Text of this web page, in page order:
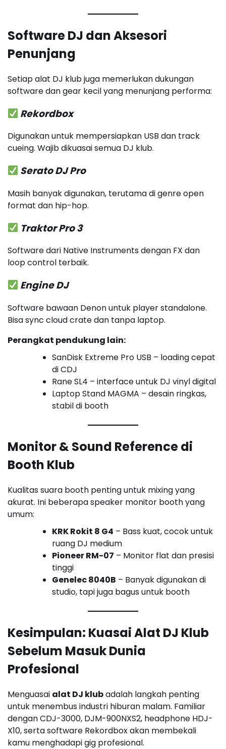
Software DJ dan Aksesori
Penunjang
Setiap alat DJ klub juga memerlukan dukungan
software dan gear kecil yang menunjang performa:
Rekordbox
Digunakan untuk mempersiapkan USB dan track
cueing. Wajib dikuasai semua DJ klub.
Serato DJ Pro
Masih banyak digunakan, terutama di genre open
format dan hip-hop.
Traktor Pro 3
Software dari Native Instruments dengan FX dan
loop control terbaik.
Engine DJ
Software bawaan Denon untuk player standalone.
Bisa sync cloud crate dan tanpa laptop.
Perangkat pendukung lain:
SanDisk Extreme Pro USB – loading cepat
di CDJ
Rane SL4 – interface untuk DJ vinyl digital
Laptop Stand MAGMA – desain ringkas,
stabil di booth
Monitor & Sound Reference di
Booth Klub
Kualitas suara booth penting untuk mixing yang
akurat. Ini beberapa speaker monitor booth yang
umum:
KRK Rokit 8 G4 – Bass kuat, cocok untuk
ruang DJ medium
Pioneer RM-07 – Monitor flat dan presisi
tinggi
Genelec 8040B – Banyak digunakan di
studio, tapi juga bagus untuk booth
Kesimpulan: Kuasai Alat DJ Klub
Sebelum Masuk Dunia
Profesional
Menguasai alat DJ klubadalah langkah penting
untuk menembus industri hiburan malam. Familiar
dengan CDJ-3000, DJM-900NXS2, headphone HDJ-
X10, serta software Rekordbox akan membekali
kamu menghadapi gig profesional.